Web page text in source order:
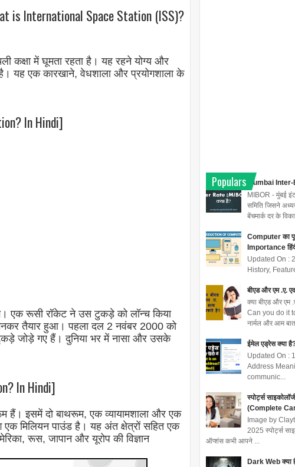
is International Space Station (ISS)?
कक्षा में घूमता रहता है। यह रहने योग्य और
यह एक कारखाने, वेधशाला और प्रयोगशाला के
In Hindi]
एक रूसी रॉकेट ने उस टुकड़े को लॉन्च किया
तैयार हुआ। पहला दल 2 नवंबर 2000 को
जोड़े गए हैं। दुनिया भर में नासा और उसके
In Hindi]
हैं। इसमें दो बाथरूम, एक व्यायामशाला और एक
मिलियन पाउंड है। यह अंत क्षेत्रों सहित एक
रूस, जापान और यूरोप की विज्ञान
Populars
Mumbai
MIBOR - मुंबई
समिति जिसने
बेंचमार्क दर के
Computer का
Importance
Updated On :
History,
बीएड और एम .ए.
क्या बीएड और
Can you do it
नार्मल और आम
ईमेल एड्रेस क्या है?
Updated On :
Address
communic...
स्पोर्ट्स
(Complete
Image by
2025 स्पोर्ट्स
ऑप्शंस कभी आपने ...
Dark Web क्या